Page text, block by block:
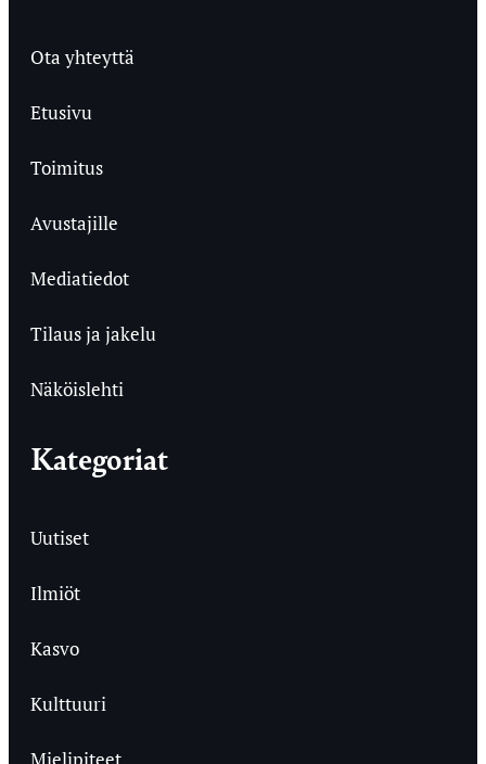
Ota yhteyttä
Etusivu
Toimitus
Avustajille
Mediatiedot
Tilaus ja jakelu
Näköislehti
Kategoriat
Uutiset
Ilmiöt
Kasvo
Kulttuuri